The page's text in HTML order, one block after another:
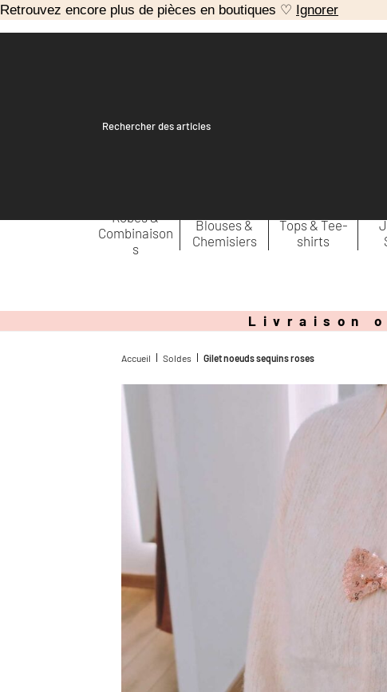
Retrouvez encore plus de pièces en boutiques ♡ Ignorer
Recherche
Robes &
Combinaison
s
Blouses &
Chemisiers
Tops & Tee-
shirts
Livraison
Accueil Soldes Gilet noeuds sequins roses